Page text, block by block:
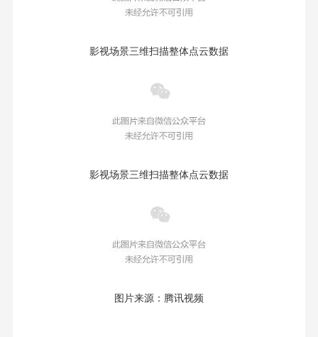
影视场景三维扫描整体点云数据
影视场景三维扫描整体点云数据
图片来源：腾讯视频